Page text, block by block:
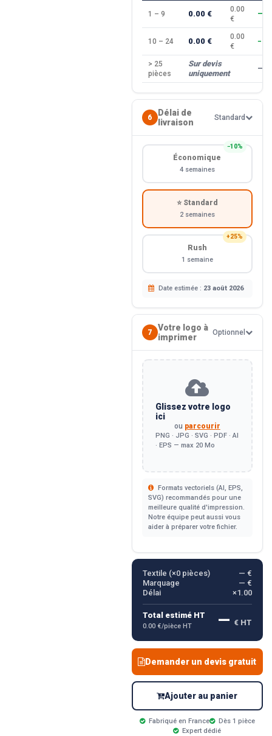
1 – 9 0.00 €
0.00
€
—
10 – 24 0.00 €
0.00
€
> 25
pièces
Sur devis
uniquement
—
6
Délai de
livraison
Standard
−10%
Économique
4 semaines
⭐ Standard
2 semaines
+25%
Rush
1 semaine
Date estimée : 23 août 2026
7
Votre logo à
imprimer
Optionnel
Glissez votre logo
ici
ou parcourir
PNG · JPG · SVG · PDF · AI
· EPS — max 20 Mo
Formats vectoriels (AI, EPS,
SVG) recommandés pour une
meilleure qualité d'impression.
Notre équipe peut aussi vous
aider à préparer votre fichier.
Textile (×0pièces)
— €
Marquage
— €
Délai
×1.00
Total estimé HT
0.00 €/pièce HT — € HT
Demander un devis gratuit
Ajouter au panier
Fabriqué en France
Dès 1 pièce
Expert dédié